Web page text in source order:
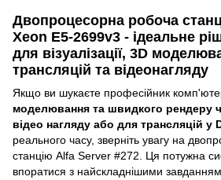
Двопроцесорна робоча
Xeon E5-2699v3 - ідеальне
для візуалізації, 3D
трансляцій та відеонагляду
Якщо ви шукаєте професійник
моделювання та швидкого рендеру
відео нагляду або для трансляцій у
реального часу, зверніть увагу на
станцію Alfa Server #272. Ця потужна
впоратися з найскладнішими